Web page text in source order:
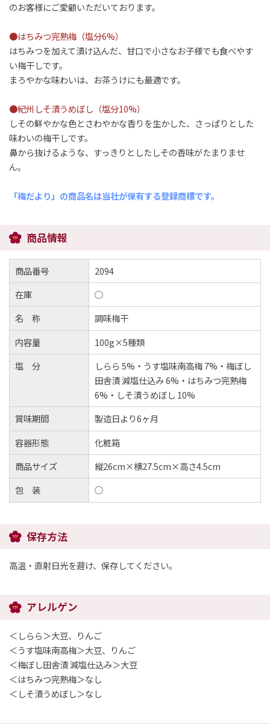
商品番号 2094
在庫
○
名 称
調味梅干
内容量
100g×5種類
塩 分
しらら 5%・うす塩味南高梅 7%・梅ぼし
田舎漬 減塩仕込み 6%・はちみつ完熟梅
6%・しそ漬うめぼし 10%
賞味期間
製造日より6ヶ月
容器形態
化粧箱
商品サイズ
縦26cm×横27.5cm×高さ4.5cm
包 装
○
のお客様にご愛顧いただいております。
●はちみつ完熟梅（塩分6%）
はちみつを加えて漬け込んだ、甘口で小さなお子様でも食べやす
い梅干しです。
まろやかな味わいは、お茶うけにも最適です。
●紀州しそ漬うめぼし（塩分10%）
しその鮮やかな色とさわやかな香りを生かした、さっぱりとした
味わいの梅干しです。
鼻から抜けるような、すっきりとしたしその香味がたまりませ
ん。
「梅だより」の商品名は当社が保有する登録商標です。
商品情報
保存方法
高温・直射日光を避け、保存してください。
アレルゲン
＜しらら＞大豆、りんご
＜うす塩味南高梅＞大豆、りんご
＜梅ぼし田舎漬 減塩仕込み＞大豆
＜はちみつ完熟梅＞なし
＜しそ漬うめぼし＞なし